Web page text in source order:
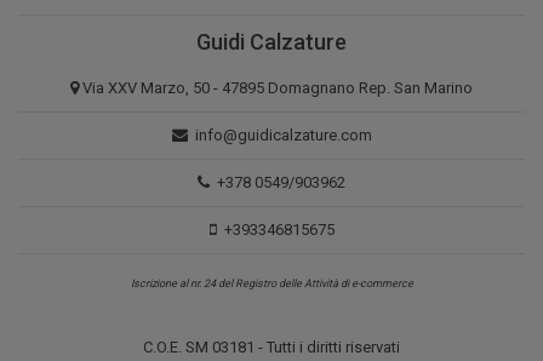
Guidi Calzature
Via XXV Marzo, 50 - 47895 Domagnano Rep. San Marino
info@guidicalzature.com
+378 0549/903962
+393346815675
Iscrizione al nr. 24 del Registro delle Attività di e-commerce
C.O.E. SM 03181 - Tutti i diritti riservati